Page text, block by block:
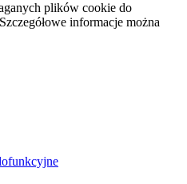
plików cookie do
informacje można